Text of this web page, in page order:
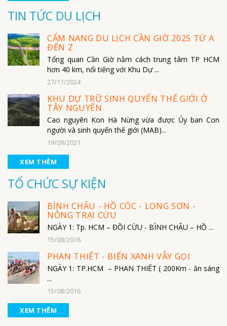
TIN TỨC DU LỊCH
CẨM NANG DU LỊCH CẦN GIỜ 2025 TỪ A
ĐẾN Z
Tổng quan Cần Giờ nằm cách trung tâm TP HCM
hơn 40 km, nổi tiếng với Khu Dự ...
27/11/2024
KHU DỰ TRỮ SINH QUYỂN THẾ GIỚI Ở
TÂY NGUYÊN
Cao nguyên Kon Hà Nừng vừa được Ủy ban Con
người và sinh quyển thế giới (MAB)...
19/09/2021
XEM THÊM
TỔ CHỨC SỰ KIỆN
BÌNH CHÂU - HỒ CÓC - LONG SƠN -
NÔNG TRẠI CỪU
NGÀY 1: Tp. HCM – ĐỒI CỪU - BÌNH CHÂU – HỒ ...
15/08/2016
PHAN THIẾT - BIỂN XANH VẪY GỌI
NGÀY 1: TP.HCM – PHAN THIẾT ( 200Km - ăn sáng
...
15/08/2016
XEM THÊM